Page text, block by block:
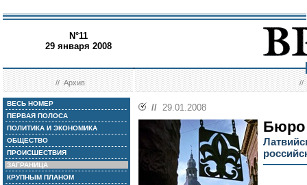
N°11
29 января 2008
//Архив //
ВЕСЬ НОМЕР
ПЕРВАЯ ПОЛОСА
ПОЛИТИКА И ЭКОНОМИКА
ОБЩЕСТВО
ПРОИСШЕСТВИЯ
ЗАГРАНИЦА
КРУПНЫМ ПЛАНОМ
// 29.01.2008
Бюро